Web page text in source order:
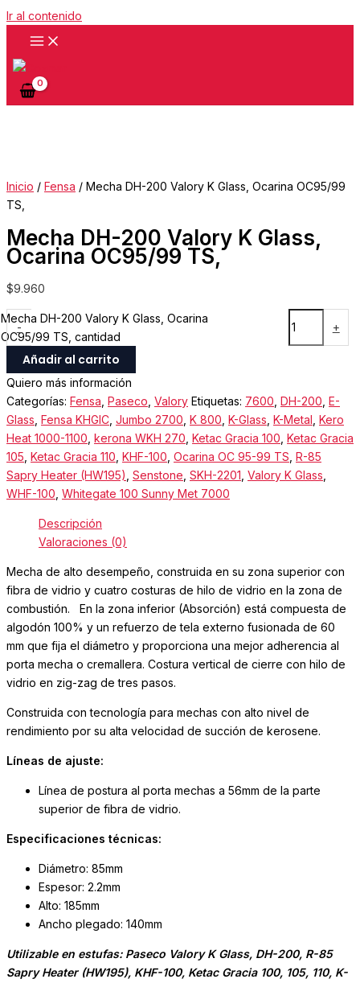
Ir al contenido
Inicio / Fensa / Mecha DH-200 Valory K Glass, Ocarina OC95/99
TS,
Mecha DH-200 Valory K Glass,
Ocarina OC95/99 TS,
$9.960
-
Mecha DH-200 Valory K Glass, Ocarina
OC95/99 TS, cantidad
+
Añadir al carrito
Quiero más información
Categorías: Fensa Paseco Valory Etiquetas: 7600 DH-200 E-
Glass Fensa KHGIC Jumbo 2700 K 800 K-Glass K-Metal Kero
Heat 1000-1100 kerona WKH 270 Ketac Gracia 100 Ketac Gracia
105 Ketac Gracia 110 KHF-100 Ocarina OC 95-99 TS R-85
Sapry Heater (HW195) Senstone SKH-2201 Valory K Glass
WHF-100 Whitegate 100 Sunny Met 7000
Descripción
Valoraciones (0)
Mecha de alto desempeño, construida en su zona superior con
fibra de vidrio y cuatro costuras de hilo de vidrio en la zona de
combustión. En la zona inferior (Absorción) está compuesta de
algodón 100% y un refuerzo de tela externo fusionada de 60
mm que fija el diámetro y proporciona una mejor adherencia al
porta mecha o cremallera. Costura vertical de cierre con hilo de
vidrio en zig-zag de tres pasos.
Construida con tecnología para mechas con alto nivel de
rendimiento por su alta velocidad de succión de kerosene.
Líneas de ajuste:
Línea de postura al porta mechas a 56mm de la parte
superior de fibra de vidrio.
Especificaciones técnicas:
Diámetro: 85mm
Espesor: 2.2mm
Alto: 185mm
Ancho plegado: 140mm
Utilizable en estufas: Paseco Valory K Glass, DH-200, R-85
Sapry Heater (HW195), KHF-100, Ketac Gracia 100, 105, 110, K-